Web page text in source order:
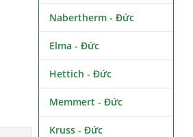
Nabertherm - Đức
Elma - Đức
Hettich - Đức
Memmert - Đức
Kruss - Đức